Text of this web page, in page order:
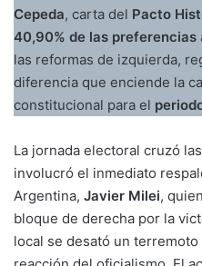
Cepeda, carta del Pacto
40,90% de las preferencias
las reformas de izquierda,
diferencia que enciende la
constitucional para el
La jornada electoral cruzó
involucró el inmediato
Argentina, Javier Milei,
bloque de derecha por la
local se desató un